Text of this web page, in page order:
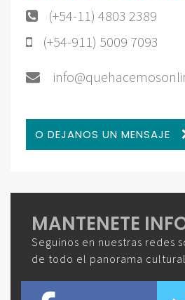
(+54-11) 4803 2389
(+54-911) 5009 7093
O DEJANOS UN MENSAJE
MANTENETE
Seguinos en nuestras redes
de todo el panorama cultural.